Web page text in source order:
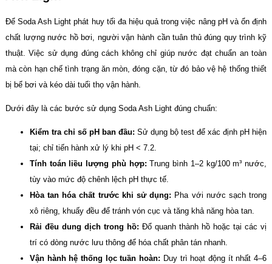
Để Soda Ash Light phát huy tối đa hiệu quả trong việc nâng pH và ổn định
chất lượng nước hồ bơi, người vận hành cần tuân thủ đúng quy trình kỹ
thuật. Việc sử dụng đúng cách không chỉ giúp nước đạt chuẩn an toàn
mà còn hạn chế tình trạng ăn mòn, đóng cặn, từ đó bảo vệ hệ thống thiết
bị bể bơi và kéo dài tuổi thọ vận hành.
Dưới đây là các bước sử dụng Soda Ash Light đúng chuẩn:
Kiểm tra chỉ số pH ban đầu: Sử dụng bộ test để xác định pH hiện
tại; chỉ tiến hành xử lý khi pH < 7.2.
Tính toán liều lượng phù hợp: Trung bình 1–2 kg/100 m³ nước,
tùy vào mức độ chênh lệch pH thực tế.
Hòa tan hóa chất trước khi sử dụng: Pha với nước sạch trong
xô riêng, khuấy đều để tránh vón cục và tăng khả năng hòa tan.
Rải đều dung dịch trong hồ: Đổ quanh thành hồ hoặc tại các vị
trí có dòng nước lưu thông để hóa chất phân tán nhanh.
Vận hành hệ thống lọc tuần hoàn: Duy trì hoạt động ít nhất 4–6